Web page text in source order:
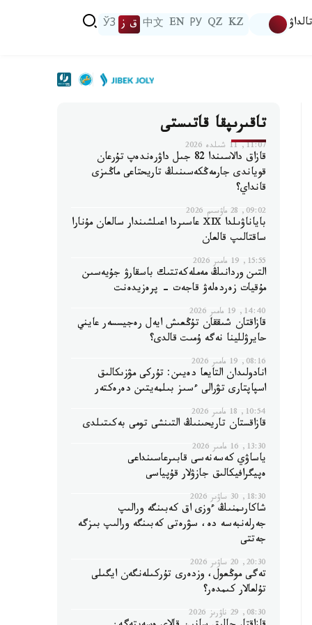
تالداۋ KZ
QZ
РУ
EN
中文 ق ز ЎЗ
تاقىرىپقا قاتىستى
11:07, 11 شىلدە 2026
قازاق دالاسىندا 82 جىل داۋرەندەپ تۇرعان
قوياندى جارمەڭكەسىنىڭ تاريحتاعى ماڭىزى
قانداي؟
09:02, 28 ماۋسىم 2026
باياناۋىلدا ⅩⅨ عاسىردا اعىلشىندار سالعان مۇنارا
ساقتالىپ قالعان
15:55, 19 مامىر 2026
التىن وردانىڭ مەملەكەتتىك باسقارۋ جۇيەسىن
مۇقيات زەردەلەۋ قاجەت - پرەزيدەنت
14:40, 19 مامىر 2026
قازاقتان شىققان تۇڭعىش ايەل رەجيسسەر عايني
حايرۋللينا نەگە ۇمىت قالدى؟
08:16, 19 مامىر 2026
انادولىدان التايعا دەيىن: تۇركى مۋزىكالىق
اسپاپتارى تۋرالى ءسىز بىلمەيتىن دەرەكتەر
10:54, 18 مامىر 2026
قازاقستان تاريحىنىڭ التىنشى تومى بەكىتىلدى
13:30, 16 مامىر 2026
ياساۋي كەسەنەسى قابىرعاسىنداعى
ەپيگرافيكالىق جازۋلار قۇپياسى
18:30, 30 ساۋىر 2026
شاكارىمنىڭ ءوزى اق كەبىنگە ورالىپ
جەرلەنبەسە دە، سۋرەتى كەبىنگە ورالىپ بىزگە
جەتتى
20:30, 20 ساۋىر 2026
تەگى موڭعول، وزدەرى تۇركىلەنگەن ايگىلى
تۇلعالار كىمدەر؟
08:30, 29 ناۋرىز 2026